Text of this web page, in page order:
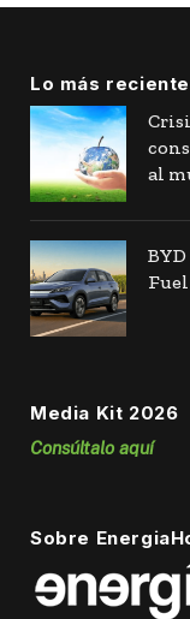
Lo más reciente
al
Media Kit 2026
Consúltalo aquí
Sobre